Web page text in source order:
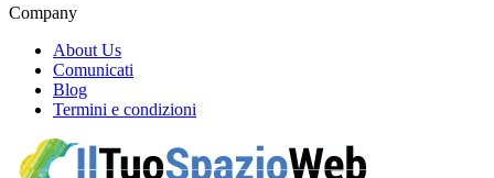
Company
About Us
Comunicati
Blog
Termini e condizioni